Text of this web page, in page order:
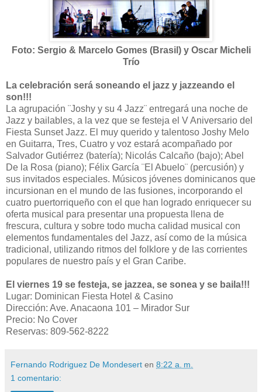
Foto: Sergio & Marcelo Gomes (Brasil) y Oscar Micheli
Trío
La celebración será soneando el jazz y jazzeando el
son!!!
La agrupación ¨Joshy y su 4 Jazz¨ entregará una noche de
Jazz y bailables, a la vez que se festeja el V Aniversario del
Fiesta Sunset Jazz. El muy querido y talentoso Joshy Melo
en Guitarra, Tres, Cuatro y voz estará acompañado por
Salvador Gutiérrez (batería); Nicolás Calcaño (bajo); Abel
De la Rosa (piano); Félix García ¨El Abuelo¨ (percusión) y
sus invitados especiales. Músicos jóvenes dominicanos que
incursionan en el mundo de las fusiones, incorporando el
cuatro puertorriqueño con el que han logrado enriquecer su
oferta musical para presentar una propuesta llena de
frescura, cultura y sobre todo mucha calidad musical con
elementos fundamentales del Jazz, así como de la música
tradicional, utilizando ritmos del folklore y de las corrientes
populares de nuestro país y el Gran Caribe.
El viernes 19 se festeja, se jazzea, se sonea y se baila!!!
Lugar: Dominican Fiesta Hotel & Casino
Dirección: Ave. Anacaona 101 – Mirador Sur
Precio: No Cover
Reservas: 809-562-8222
Fernando Rodriguez De Mondesert en 8:22 a. m.
1 comentario: